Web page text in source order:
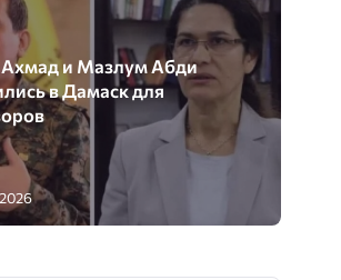
и Мазлум Абди
в Дамаск для